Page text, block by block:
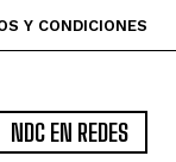
Y CONDICIONES
NDC EN REDES